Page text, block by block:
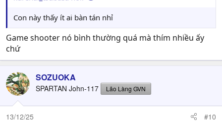
Con này thấy ít ai bàn tán nhỉ
Game shooter nó bình thường quá mà thím nhiều ấy
chứ
SOZUOKA
SPARTAN John-117 Lão Làng GVN
13/12/25 #10